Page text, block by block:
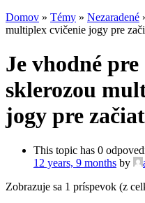
Domov » Témy » Nezaradené
multiplex cvičenie jogy pre
Je vhodné pre
sklerozou
jogy pre
This topic has 0
12 years, 9 months by
Zobrazuje sa 1 príspevok (z